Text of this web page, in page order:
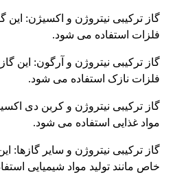
گاز ترکیبی نیتروژن و اکسیژن:
فلزات استفاده می شود.
گاز ترکیبی نیتروژن و آرگون: این
فلزات نازک استفاده می شود.
گاز ترکیبی نیتروژن و کربن دی
مواد غذایی استفاده می شود.
گاز ترکیبی نیتروژن و سایر گازها:
خاص مانند تولید مواد شیمیایی